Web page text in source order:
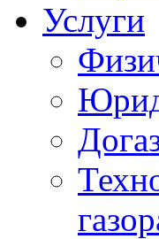
Услуги